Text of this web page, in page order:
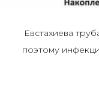
Евстахиева
поэтому